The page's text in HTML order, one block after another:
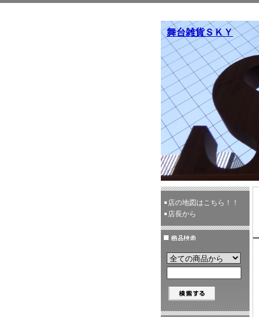
舞台雑貨ＳＫＹ
店の地図はこちら！！
店長から